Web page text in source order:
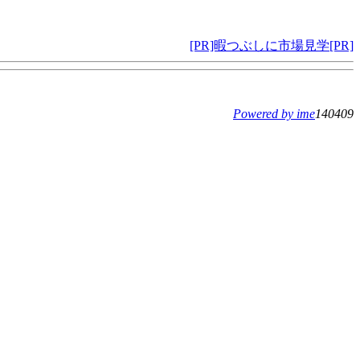
[PR]暇つぶしに市場見学[PR]
Powered by ime140409